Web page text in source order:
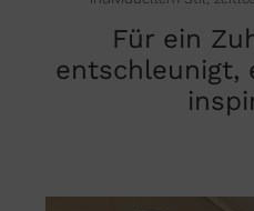
Für ein
entschleunigt,